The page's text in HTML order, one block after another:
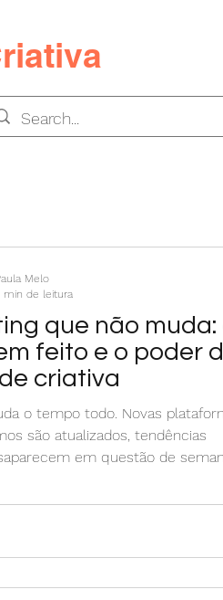
que não muda:
feito e o poder
criativa
o tempo todo. Novas
são atualizados, tendências
em questão de
fazer o básico bem feito no
de pensar em fórmulas
É sobre entender
Melo
min de leitura